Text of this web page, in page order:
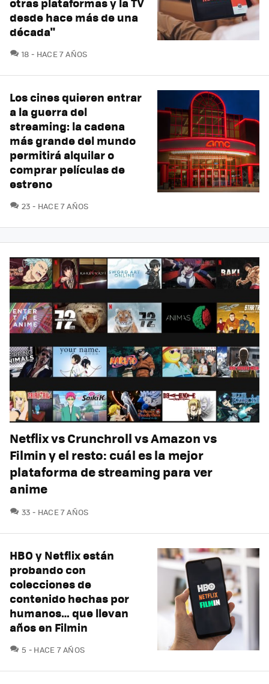
desde hace más de una
década"
18 COMENTARIOS
HACE 7 AÑOS
Los cines quieren entrar
a la guerra del
streaming: la cadena
más grande del mundo
permitirá alquilar o
comprar películas de
estreno
23 COMENTARIOS
HACE 7 AÑOS
Netflix vs Crunchroll vs Amazon vs
Filmin y el resto: cuál es la mejor
plataforma de streaming para ver
anime
33 COMENTARIOS
HACE 7 AÑOS
HBO y Netflix están
probando con
colecciones de
contenido hechas por
humanos… que llevan
años en Filmin
5 COMENTARIOS
HACE 7 AÑOS